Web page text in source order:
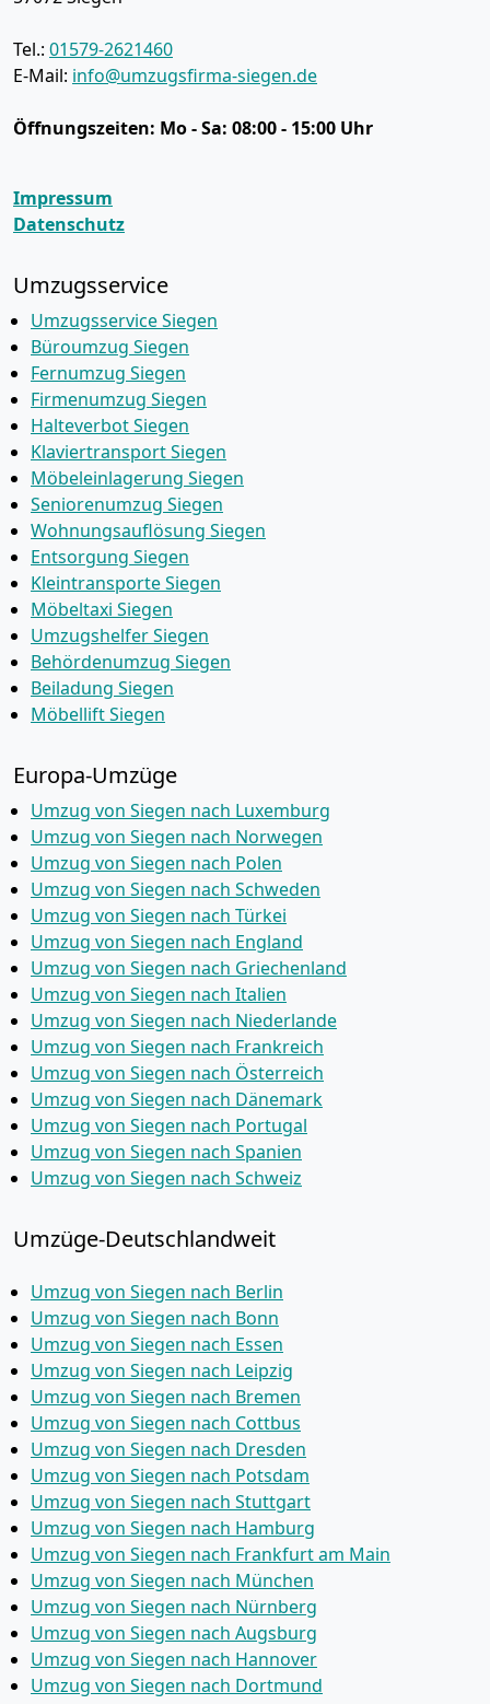
Tel.: 01579-2621460
E-Mail: info@umzugsfirma-siegen.de
Öffnungszeiten: Mo - Sa: 08:00 - 15:00 Uhr
Impressum
Datenschutz
Umzugsservice
Umzugsservice Siegen
Büroumzug Siegen
Fernumzug Siegen
Firmenumzug Siegen
Halteverbot Siegen
Klaviertransport Siegen
Möbeleinlagerung Siegen
Seniorenumzug Siegen
Wohnungsauflösung Siegen
Entsorgung Siegen
Kleintransporte Siegen
Möbeltaxi Siegen
Umzugshelfer Siegen
Behördenumzug Siegen
Beiladung Siegen
Möbellift Siegen
Europa-Umzüge
Umzug von Siegen nach Luxemburg
Umzug von Siegen nach Norwegen
Umzug von Siegen nach Polen
Umzug von Siegen nach Schweden
Umzug von Siegen nach Türkei
Umzug von Siegen nach England
Umzug von Siegen nach Griechenland
Umzug von Siegen nach Italien
Umzug von Siegen nach Niederlande
Umzug von Siegen nach Frankreich
Umzug von Siegen nach Österreich
Umzug von Siegen nach Dänemark
Umzug von Siegen nach Portugal
Umzug von Siegen nach Spanien
Umzug von Siegen nach Schweiz
Umzüge-Deutschlandweit
Umzug von Siegen nach Berlin
Umzug von Siegen nach Bonn
Umzug von Siegen nach Essen
Umzug von Siegen nach Leipzig
Umzug von Siegen nach Bremen
Umzug von Siegen nach Cottbus
Umzug von Siegen nach Dresden
Umzug von Siegen nach Potsdam
Umzug von Siegen nach Stuttgart
Umzug von Siegen nach Hamburg
Umzug von Siegen nach Frankfurt am Main
Umzug von Siegen nach München
Umzug von Siegen nach Nürnberg
Umzug von Siegen nach Augsburg
Umzug von Siegen nach Hannover
Umzug von Siegen nach Dortmund